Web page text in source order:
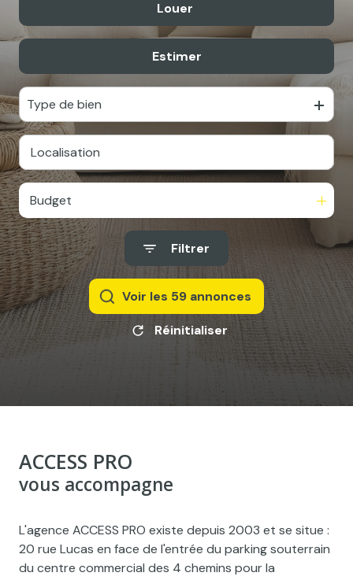
Louer
Estimer
Type de bien
Budget
Filtrer
Voir les 59 annonces
Réinitialiser
ACCESS PRO
vous accompagne
L'agence ACCESS PRO existe depuis 2003 et se situe :
20 rue Lucas en face de l'entrée du parking souterrain
du centre commercial des 4 chemins pour la